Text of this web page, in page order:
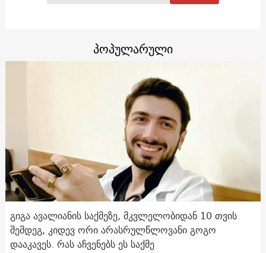
პოპულარული
გიგა ავალიანის საქმეზე, მკვლელობიდან 10 თვის
შემდეგ, კიდევ ორი არასრულწლოვანი გოგო
დააკავეს. რას აჩვენებს ეს საქმე